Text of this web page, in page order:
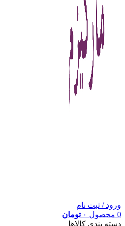
ورود / ثبت نام
0 محصول ۰ تومان
دسته بندی کالاها